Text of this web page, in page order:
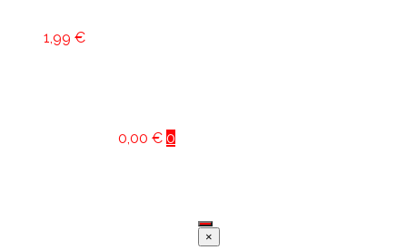
1,99 €
0,00 € 0
×